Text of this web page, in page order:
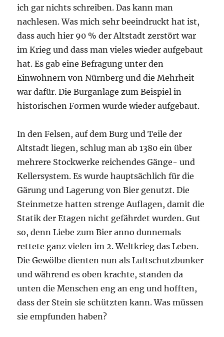
ich gar nichts schreiben. Das kann man
nachlesen. Was mich sehr beeindruckt hat ist,
dass auch hier 90 % der Altstadt zerstört war
im Krieg und dass man vieles wieder aufgebaut
hat. Es gab eine Befragung unter den
Einwohnern von Nürnberg und die Mehrheit
war dafür. Die Burganlage zum Beispiel in
historischen Formen wurde wieder aufgebaut.
In den Felsen, auf dem Burg und Teile der
Altstadt liegen, schlug man ab 1380 ein über
mehrere Stockwerke reichendes Gänge- und
Kellersystem. Es wurde hauptsächlich für die
Gärung und Lagerung von Bier genutzt. Die
Steinmetze hatten strenge Auflagen, damit die
Statik der Etagen nicht gefährdet wurden. Gut
so, denn Liebe zum Bier anno dunnemals
rettete ganz vielen im 2. Weltkrieg das Leben.
Die Gewölbe dienten nun als Luftschutzbunker
und während es oben krachte, standen da
unten die Menschen eng an eng und hofften,
dass der Stein sie schützten kann. Was müssen
sie empfunden haben?